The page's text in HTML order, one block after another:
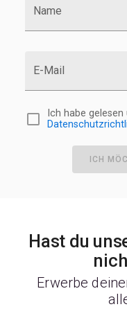
Name
E-Mail
Ich habe
ICH
Hast du
Erwerbe